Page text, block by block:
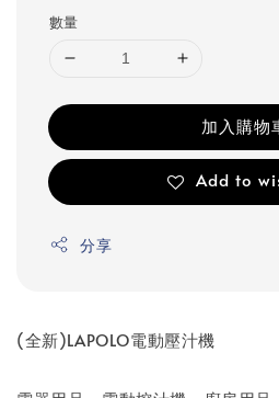
數量
加入購物
Add to
分享
(全新)LAPOLO電動壓汁機